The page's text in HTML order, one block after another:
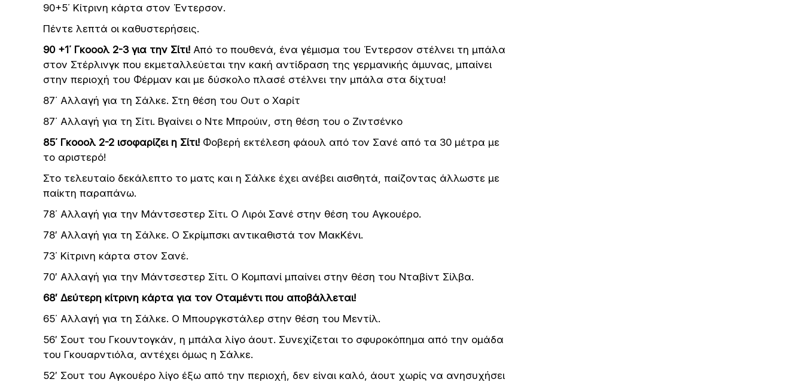
90+5΄ Κίτρινη κάρτα στον Έντερσον.
Πέντε λεπτά οι καθυστερήσεις.
90 +1΄ Γκοοολ 2-3 για την Σίτι! Από το πουθενά, ένα γέμισμα του Έντερσον στέλνει τη μπάλα
στον Στέρλινγκ που εκμεταλλεύεται την κακή αντίδραση της γερμανικής άμυνας, μπαίνει
στην περιοχή του Φέρμαν και με δύσκολο πλασέ στέλνει την μπάλα στα δίχτυα!
87΄ Αλλαγή για τη Σάλκε. Στη θέση του Ουτ ο Χαρίτ
87΄ Αλλαγή για τη Σίτι. Βγαίνει ο Ντε Μπρούιν, στη θέση του ο Ζιντσένκο
85΄ Γκοοολ 2-2 ισοφαρίζει η Σίτι! Φοβερή εκτέλεση φάουλ από τον Σανέ από τα 30 μέτρα με
το αριστερό!
Στο τελευταίο δεκάλεπτο το ματς και η Σάλκε έχει ανέβει αισθητά, παίζοντας άλλωστε με
παίκτη παραπάνω.
78΄ Αλλαγή για την Μάντσεστερ Σίτι. Ο Λιρόι Σανέ στην θέση του Αγκουέρο.
78′ Αλλαγή για τη Σάλκε. Ο Σκρίμπσκι αντικαθιστά τον ΜακΚένι.
73΄ Κίτρινη κάρτα στον Σανέ.
70′ Αλλαγή για την Μάντσεστερ Σίτι. Ο Κομπανί μπαίνει στην θέση του Νταβίντ Σίλβα.
68′ Δεύτερη κίτρινη κάρτα για τον Οταμέντι που αποβάλλεται!
65΄ Αλλαγή για τη Σάλκε. Ο Μπουργκστάλερ στην θέση του Μεντίλ.
56′ Σουτ του Γκουντογκάν, η μπάλα λίγο άουτ. Συνεχίζεται το σφυροκόπημα από την ομάδα
του Γκουαρντιόλα, αντέχει όμως η Σάλκε.
52′ Σουτ του Αγκουέρο λίγο έξω από την περιοχή, δεν είναι καλό, άουτ χωρίς να ανησυχήσει